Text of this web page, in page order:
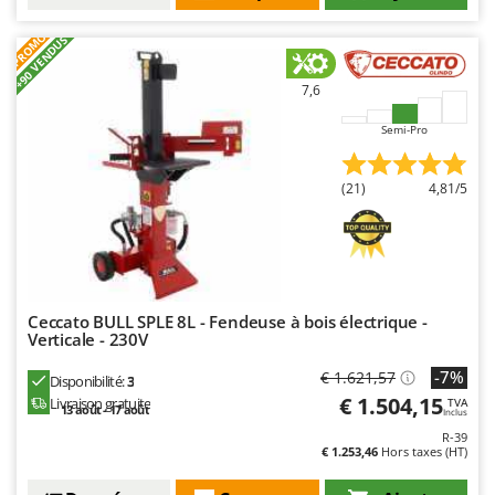
Mastercook
Minox
Mockmill
More than chef
MOSA
MOVA
Mowox
PROMO
+90 VENDUS 7,6
Semi-Pro
(21) 4,81/5
Ceccato BULL SPLE 8L - Fendeuse à bois électrique -
Verticale - 230V
Disponibilité:3
Livraison gratuite
13 août - 17 août
€ 1.621,57 -7%
€ 1.504,15 TVA
Inclus
R-39
€ 1.253,46 Hors taxes (HT)